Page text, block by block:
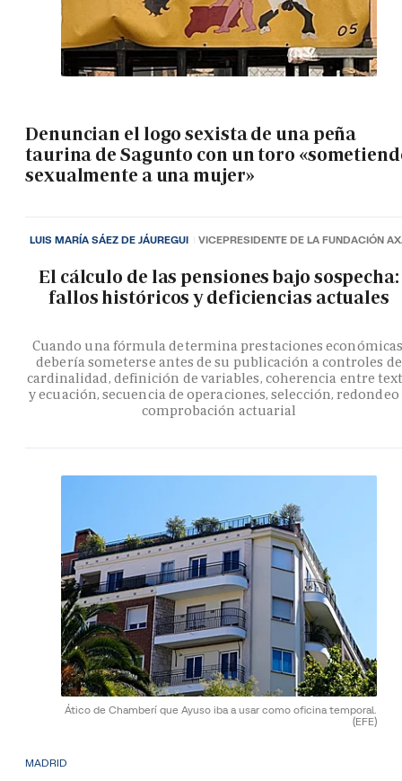
Denuncian el logo sexista de una peña
taurina de Sagunto con un toro
sexualmente a una mujer»
El cálculo de las pensiones bajo sospecha:
fallos históricos y deficiencias actuales
Cuando una fórmula determina prestaciones
debería someterse antes de su publicación a controles de
cardinalidad, definición de variables, coherencia entre
y ecuación, secuencia de operaciones, selección, redondeo
comprobación actuarial
LUIS MARÍA SÁEZ DE JÁUREGUI VICEPRESIDENTE DE LA FUNDACIÓN
Ático de Chamberí que Ayuso iba a usar como oficina temporal.
(EFE)
MADRID